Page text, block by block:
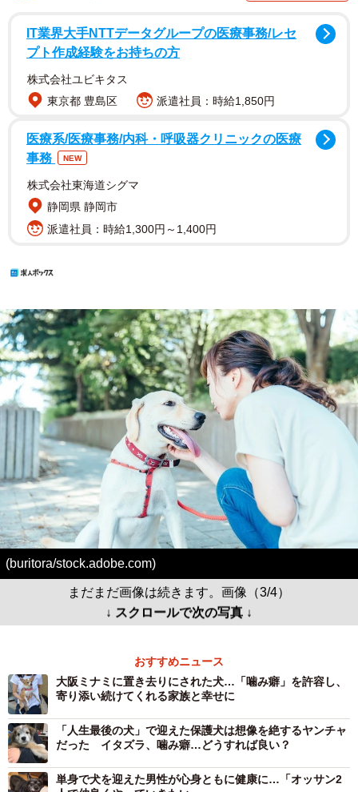
IT業界大手NTTデータグループの医療事務/レセ
プト作成経験をお持ちの方
株式会社ユビキタス
東京都 豊島区
派遣社員：時給1,850円
医療系/医療事務/内科・呼吸器クリニックの医療
事務
NEW
株式会社東海道シグマ
静岡県 静岡市
派遣社員：時給1,300円～1,400円
(buritora/stock.adobe.com)
まだまだ画像は続きます。画像（3/4）
↓ スクロールで次の写真 ↓
おすすめニュース
大阪ミナミに置き去りにされた犬…「噛み癖」を許容し、
寄り添い続けてくれる家族と幸せに
「人生最後の犬」で迎えた保護犬は想像を絶するヤンチャ
だった イタズラ、噛み癖…どうすれば良い？
単身で犬を迎えた男性が心身ともに健康に…「オッサン2